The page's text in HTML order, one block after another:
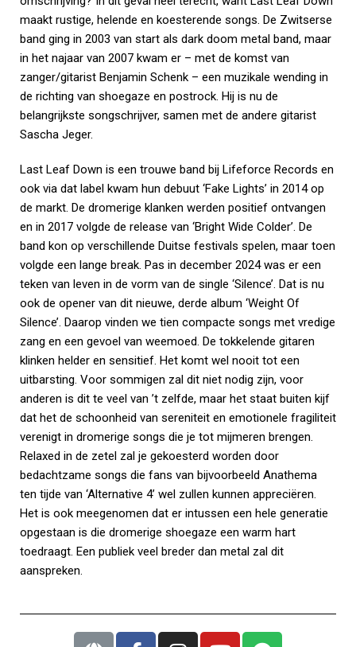
maakt rustige, helende en koesterende songs. De Zwitserse
band ging in 2003 van start als dark doom metal band, maar
in het najaar van 2007 kwam er – met de komst van
zanger/gitarist Benjamin Schenk – een muzikale wending in
de richting van shoegaze en postrock. Hij is nu de
belangrijkste songschrijver, samen met de andere gitarist
Sascha Jeger.
Last Leaf Down is een trouwe band bij Lifeforce Records en
ook via dat label kwam hun debuut ‘Fake Lights’ in 2014 op
de markt. De dromerige klanken werden positief ontvangen
en in 2017 volgde de release van ‘Bright Wide Colder’. De
band kon op verschillende Duitse festivals spelen, maar toen
volgde een lange break. Pas in december 2024 was er een
teken van leven in de vorm van de single ‘Silence’. Dat is nu
ook de opener van dit nieuwe, derde album ‘Weight Of
Silence’. Daarop vinden we tien compacte songs met vredige
zang en een gevoel van weemoed. De tokkelende gitaren
klinken helder en sensitief. Het komt wel nooit tot een
uitbarsting. Voor sommigen zal dit niet nodig zijn, voor
anderen is dit te veel van ’t zelfde, maar het staat buiten kijf
dat het de schoonheid van sereniteit en emotionele fragiliteit
verenigt in dromerige songs die je tot mijmeren brengen.
Relaxed in de zetel zal je gekoesterd worden door
bedachtzame songs die fans van bijvoorbeeld Anathema
ten tijde van ‘Alternative 4’ wel zullen kunnen appreciëren.
Het is ook meegenomen dat er intussen een hele generatie
opgestaan is die dromerige shoegaze een warm hart
toedraagt. Een publiek veel breder dan metal zal dit
aanspreken.